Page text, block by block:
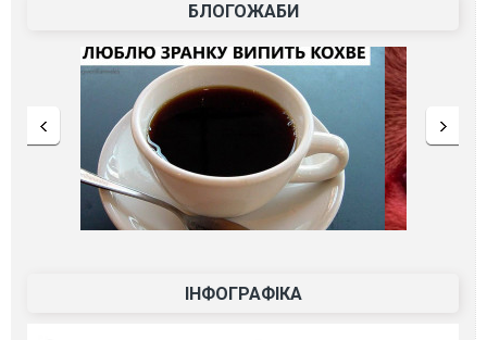
БЛОГОЖАБИ
ІНФОГРАФІКА